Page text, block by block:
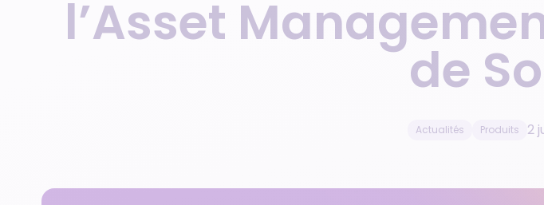
Gestionnaire de
de services
Réseau de franchises
immobilières
Nos formations professionnelles
Gestion d’avis clients
Nos partenaires
l’Asset
de
Actualités Produits 2